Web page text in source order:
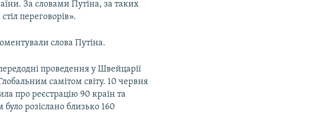
За словами Путіна, за таких
переговорів».
слова Путіна.
проведення у Швейцарії
самітом світу. 10 червня
про реєстрацію 90 країн та
було розіслано близько 160